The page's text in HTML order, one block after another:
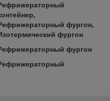
фургон,
фургон
фургон